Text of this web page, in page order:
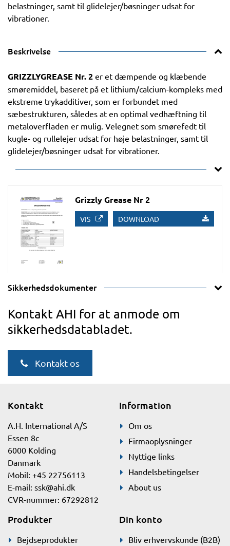
belastninger, samt til glidelejer/bøsninger udsat for
vibrationer.
Beskrivelse
GRIZZLYGREASE Nr. 2 er et dæmpende og klæbende
smøremiddel, baseret på et lithium/calcium-kompleks med
ekstreme trykadditiver, som er forbundet med
sæbestrukturen, således at en optimal vedhæftning til
metaloverfladen er mulig. Velegnet som smørefedt til
kugle- og rullelejer udsat for høje belastninger, samt til
glidelejer/bøsninger udsat for vibrationer.
Grizzly Grease Nr 2
VIS DOWNLOAD
Sikkerhedsdokumenter
Kontakt AHI for at anmode om
sikkerhedsdatabladet.
Kontakt os
Kontakt
A.H. International A/S
Essen 8c
6000 Kolding
Danmark
Mobil: +45 22756113
E-mail: ssk@ahi.dk
CVR-nummer: 67292812
Information
Om os
Firmaoplysninger
Nyttige links
Handelsbetingelser
About us
Produkter
Bejdseprodukter
Din konto
Bliv erhvervskunde (B2B)